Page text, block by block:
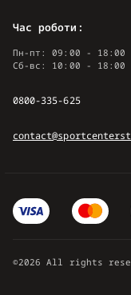
Час роботи:
Пн-пт: 09:00 - 18:00
Сб-вс: 10:00 - 18:00
0800-335-625
©2026 All rights